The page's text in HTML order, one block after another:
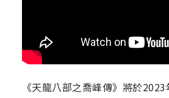
《天龍八部之喬峰傳》將於